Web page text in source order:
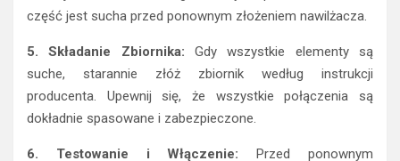
część jest sucha przed ponownym złożeniem nawilżacza.
5. Składanie Zbiornika: Gdy wszystkie elementy są
suche, starannie złóż zbiornik według instrukcji
producenta. Upewnij się, że wszystkie połączenia są
dokładnie spasowane i zabezpieczone.
6. Testowanie i Włączenie: Przed ponownym